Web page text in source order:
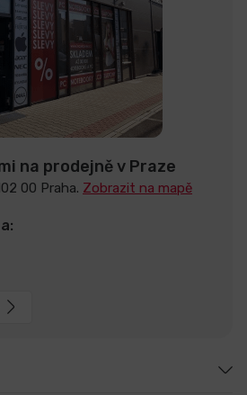
na prodejně v Praze
00 Praha. Zobrazit na mapě